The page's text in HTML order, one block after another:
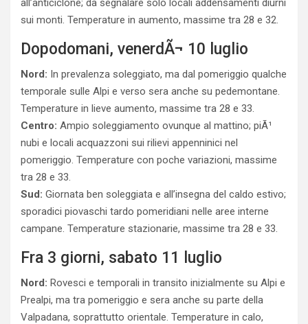
all’anticiclone; da segnalare solo locali addensamenti diurni
sui monti. Temperature in aumento, massime tra 28 e 32.
Dopodomani, venerdÃ¬ 10 luglio
Nord: In prevalenza soleggiato, ma dal pomeriggio qualche
temporale sulle Alpi e verso sera anche su pedemontane.
Temperature in lieve aumento, massime tra 28 e 33.
Centro: Ampio soleggiamento ovunque al mattino; piÃ¹
nubi e locali acquazzoni sui rilievi appenninici nel
pomeriggio. Temperature con poche variazioni, massime
tra 28 e 33.
Sud: Giornata ben soleggiata e all’insegna del caldo estivo;
sporadici piovaschi tardo pomeridiani nelle aree interne
campane. Temperature stazionarie, massime tra 28 e 33.
Fra 3 giorni, sabato 11 luglio
Nord: Rovesci e temporali in transito inizialmente su Alpi e
Prealpi, ma tra pomeriggio e sera anche su parte della
Valpadana, soprattutto orientale. Temperature in calo,